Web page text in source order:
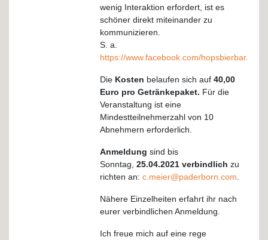
wenig Interaktion erfordert, ist es
schöner direkt miteinander zu
kommunizieren.
S. a.
https://www.facebook.com/hopsbierbar/
Die Kosten belaufen sich auf 40,00
Euro pro Getränkepaket. Für die
Veranstaltung ist eine
Mindestteilnehmerzahl von 10
Abnehmern erforderlich.
Anmeldung sind bis
Sonntag, 25.04.2021 verbindlich zu
richten an: c.meier@paderborn.com
Nähere Einzelheiten erfahrt ihr nach
eurer verbindlichen Anmeldung.
Ich freue mich auf eine rege